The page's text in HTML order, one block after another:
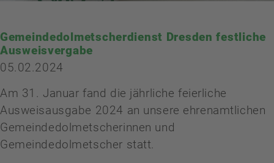
Gemeindedolmetscherdienst Dresden festliche
Ausweisvergabe
05.02.2024
Am 31. Januar fand die jährliche feierliche
Ausweisausgabe 2024 an unsere ehrenamtlichen
Gemeindedolmetscherinnen und
Gemeindedolmetscher statt.